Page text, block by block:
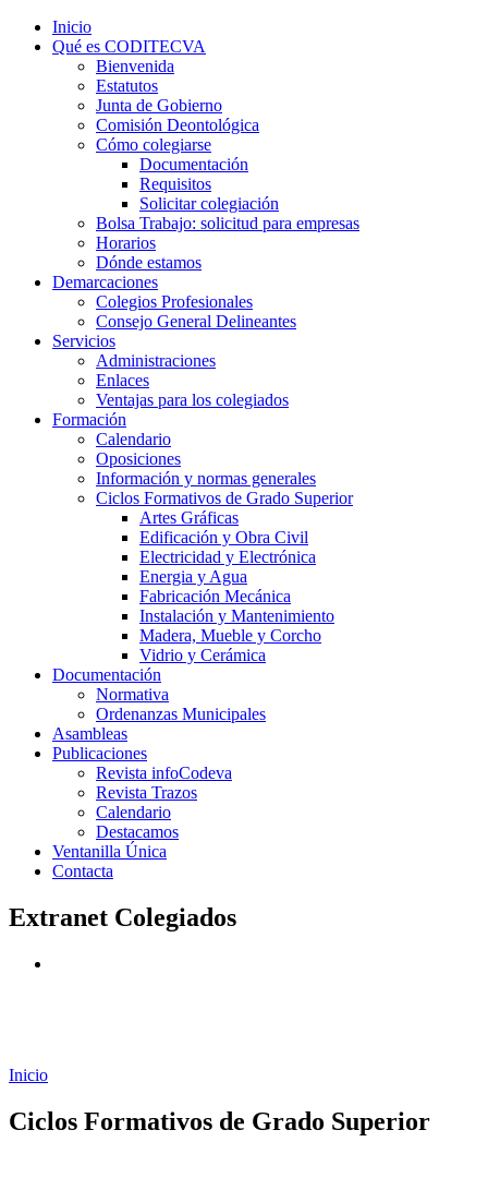
Inicio
Qué es CODITECVA
Bienvenida
Estatutos
Junta de Gobierno
Comisión Deontológica
Cómo colegiarse
Documentación
Requisitos
Solicitar colegiación
Bolsa Trabajo: solicitud para empresas
Horarios
Dónde estamos
Demarcaciones
Colegios Profesionales
Consejo General Delineantes
Servicios
Administraciones
Enlaces
Ventajas para los colegiados
Formación
Calendario
Oposiciones
Información y normas generales
Ciclos Formativos de Grado Superior
Artes Gráficas
Edificación y Obra Civil
Electricidad y Electrónica
Energia y Agua
Fabricación Mecánica
Instalación y Mantenimiento
Madera, Mueble y Corcho
Vidrio y Cerámica
Documentación
Normativa
Ordenanzas Municipales
Asambleas
Publicaciones
Revista infoCodeva
Revista Trazos
Calendario
Destacamos
Ventanilla Única
Contacta
Extranet Colegiados
Inicio
Ciclos Formativos de Grado Superior